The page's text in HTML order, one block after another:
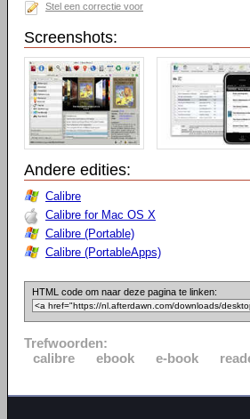
Stel een correctie voor
Screenshots:
Andere edities:
Calibre
Calibre for Mac OS X
Calibre (Portable)
Calibre (PortableApps)
HTML code om naar deze pagina te linken:
Trefwoorden:
calibre
ebook e-book